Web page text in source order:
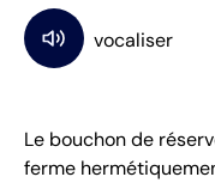
Le bouchon de
ferme